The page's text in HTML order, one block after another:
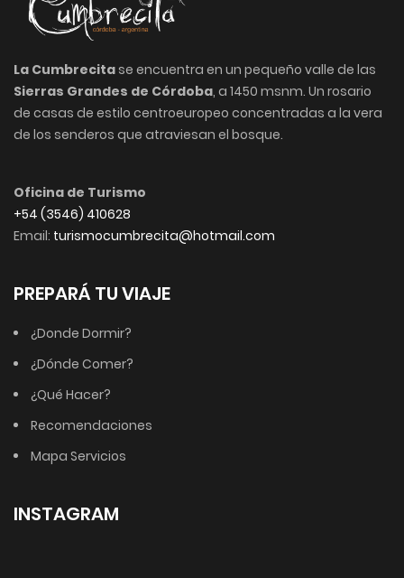
La Cumbrecitase encuentra en un pequeño valle de las
Sierras Grandes de Córdoba, a 1450 msnm. Un rosario
de casas de estilo centroeuropeo concentradas a la vera
de los senderos que atraviesan el bosque.
Oficina de Turismo
+54 (3546) 410628
Email: turismocumbrecita@hotmail.com
PREPARÁ TU VIAJE
¿Donde Dormir?
¿Dónde Comer?
¿Qué Hacer?
Recomendaciones
Mapa Servicios
INSTAGRAM